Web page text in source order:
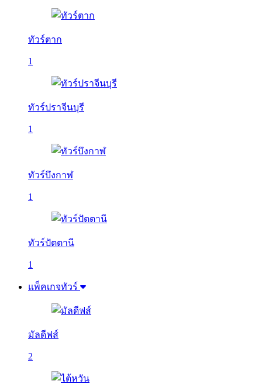
ทัวร์ตาก
1
ทัวร์ปราจีนบุรี
1
ทัวร์บึงกาฬ
1
ทัวร์ปัตตานี
1
แพ็คเกจทัวร์
มัลดีฟส์
2